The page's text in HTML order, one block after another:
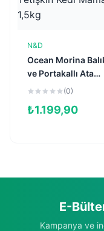
N&D
Ocean Morina
ve Portakallı Ata
Tahıllı Yetişkin Kedi
(0)
₺1.199,90
E-
Kampanya ve